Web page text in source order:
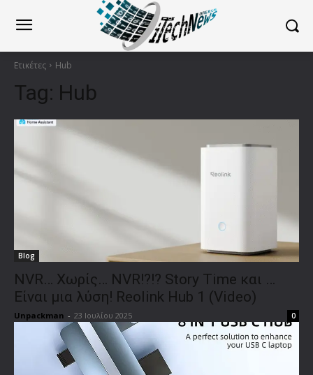
Ετικέτες Hub
Tag: Hub
Blog
NVR… Χωρίς… NVR!?!? Story Time και …
Είναι μια λύση! Reolink Hub 1 (Video)
Unpackman - 23 Ιουλίου 2025 0